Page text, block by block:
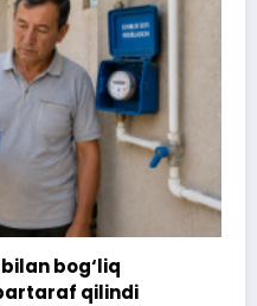
so‘m to‘landi, ammo